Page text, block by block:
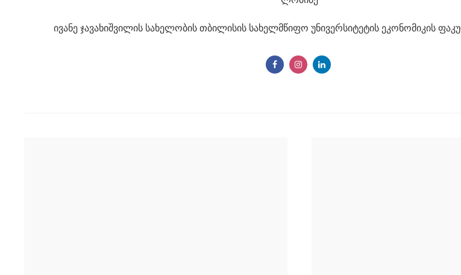
ივანე ჯავახიშვილის სახელობის თბილისის სახელმწიფო უნივერსიტეტის ეკონომიკის